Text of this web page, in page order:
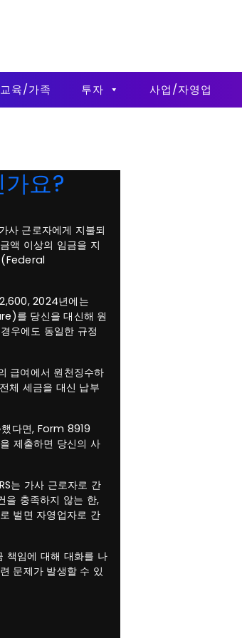
교육/가족 투자 사업/자영업
요?
사 근로자에게 지불되
액 이상의 임금을 지
(Federal
2024년에는
를 당신을 대신해 원
우에도 동일한 규정
급여에서 원천징수하
체 세금을 대신 납부
다면, Form 8919
제출하면 당신의 사
는 가사 근로자로 간
을 충족하지 않는 한,
벌면 자영업자로 간
책임에 대해 대화를 나
문제가 발생할 수 있